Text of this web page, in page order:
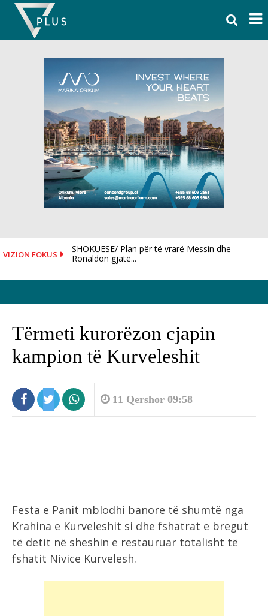
Skip
content
VIZION FOKUS
SHOKUESE/ Plan për të vrarë Messin dhe
Ronaldon gjatë...
Tërmeti kurorëzon cjapin
kampion të Kurveleshit
11 Qershor 09:58
Festa e Panit mblodhi banore të shumtë nga
Krahina e Kurveleshit si dhe fshatrat e bregut
të detit në sheshin e restauruar totalisht të
fshatit Nivice Kurvelesh.